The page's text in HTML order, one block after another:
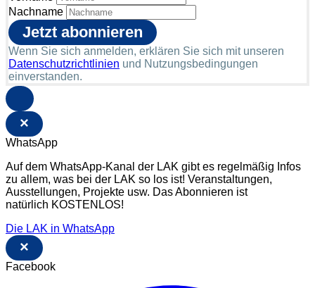
Nachname
Wenn Sie sich anmelden, erklären Sie sich mit unseren
Datenschutzrichtlinien und Nutzungsbedingungen
einverstanden.
×
WhatsApp
Auf dem WhatsApp-Kanal der LAK gibt es regelmäßig Infos
zu allem, was bei der LAK so los ist! Veranstaltungen,
Ausstellungen, Projekte usw. Das Abonnieren ist
natürlich KOSTENLOS!
Die LAK in WhatsApp
×
Facebook